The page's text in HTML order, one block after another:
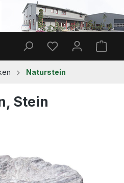
Du hast 0
Naturstein
Stein